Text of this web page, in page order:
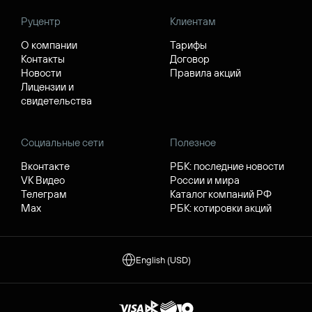
Руцентр
О компании
Контакты
Новости
Лицензии и
свидетельства
Клиентам
Тарифы
Договор
Правила акций
Социальные сети
Вконтакте
VK Видео
Телеграм
Max
Полезное
РБК: последние новости
России и мира
Каталог компаний РФ
РБК: котировки акций
English (USD)